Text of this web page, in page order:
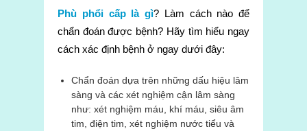
Phù phổi cấp là gì? Làm cách nào để
chẩn đoán được bệnh? Hãy tìm hiểu ngay
cách xác định bệnh ở ngay dưới đây:
Chẩn đoán dựa trên những dấu hiệu lâm
sàng và các xét nghiệm cận lâm sàng
như: xét nghiệm máu, khí máu, siêu âm
tim, điện tim, xét nghiệm nước tiểu và